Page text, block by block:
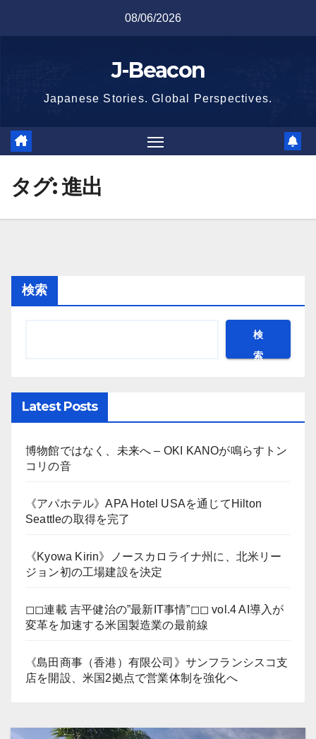
08/06/2026
J-Beacon
Japanese Stories. Global Perspectives.
タグ:進出
検索
検
索
Latest Posts
博物館ではなく、未来へ – OKI KANOが鳴らすトン
コリの音
《アパホテル》APA Hotel USAを通じてHilton
Seattleの取得を完了
《Kyowa Kirin》ノースカロライナ州に、北米リー
ジョン初の工場建設を決定
◻︎◻︎連載 吉平健治の”最新IT事情”◻︎◻︎ vol.4 AI導入が
変革を加速する米国製造業の最前線
《島田商事（香港）有限公司》サンフランシスコ支
店を開設、米国2拠点で営業体制を強化へ